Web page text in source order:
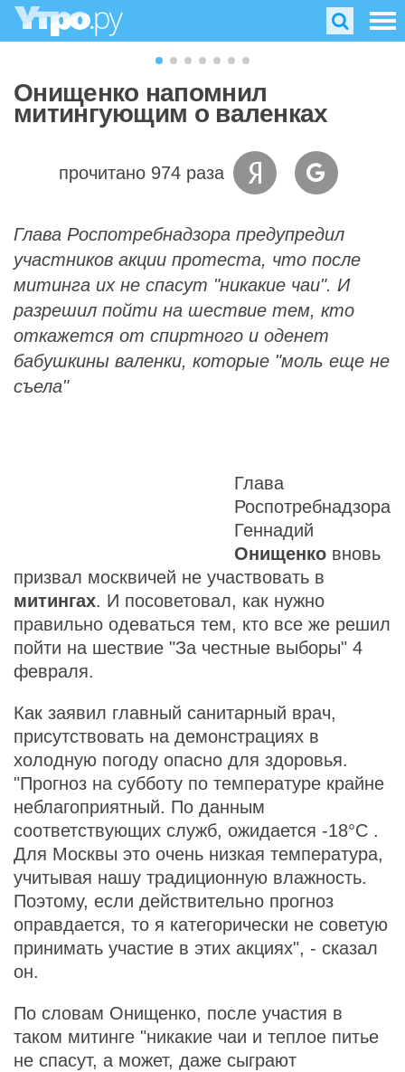
Онищенко напомнил
митингующим о валенках
прочитано 974 раза
Глава Роспотребнадзора предупредил
участников акции протеста, что после
митинга их не спасут "никакие чаи". И
разрешил пойти на шествие тем, кто
откажется от спиртного и оденет
бабушкины валенки, которые "моль еще не
съела"
Глава
Роспотребнадзора
Геннадий
Онищенко вновь
призвал москвичей не участвовать в
митингах. И посоветовал, как нужно
правильно одеваться тем, кто все же решил
пойти на шествие "За честные выборы" 4
февраля.
Как заявил главный санитарный врач,
присутствовать на демонстрациях в
холодную погоду опасно для здоровья.
"Прогноз на субботу по температуре крайне
неблагоприятный. По данным
соответствующих служб, ожидается -18°С .
Для Москвы это очень низкая температура,
учитывая нашу традиционную влажность.
Поэтому, если действительно прогноз
оправдается, то я категорически не советую
принимать участие в этих акциях", - сказал
он.
По словам Онищенко, после участия в
таком митинге "никакие чаи и теплое питье
не спасут, а может, даже сыграют